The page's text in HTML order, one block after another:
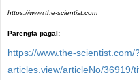
https://www.the-scientist.com
Parengta pagal:
https://www.the-scientist.com/
articles.view/articleNo/36919/